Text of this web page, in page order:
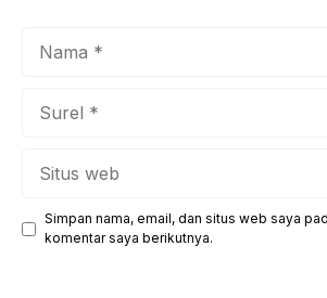
Simpan nama, email, dan situs web saya
komentar saya berikutnya.